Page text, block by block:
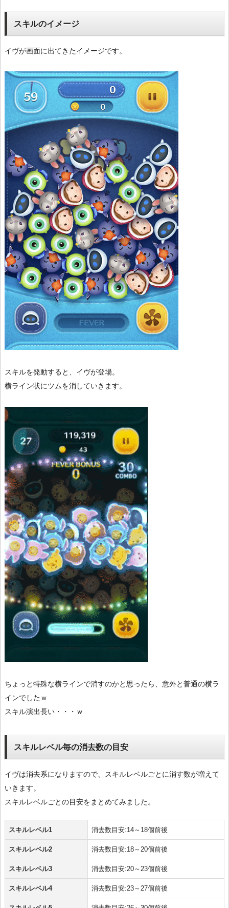
スキルのイメージ
イヴが画面に出てきたイメージです。
スキルを発動すると、イヴが登場。
横ライン状にツムを消していきます。
ちょっと特殊な横ラインで消すのかと思ったら、意外と普通の横ラ
インでしたｗ
スキル演出長い・・・ｗ
スキルレベル毎の消去数の目安
イヴは消去系になりますので、スキルレベルごとに消す数が増えて
いきます。
スキルレベルごとの目安をまとめてみました。
スキルレベル1 消去数目安:14～18個前後
スキルレベル2 消去数目安:18～20個前後
スキルレベル3 消去数目安:20～23個前後
スキルレベル4 消去数目安:23～27個前後